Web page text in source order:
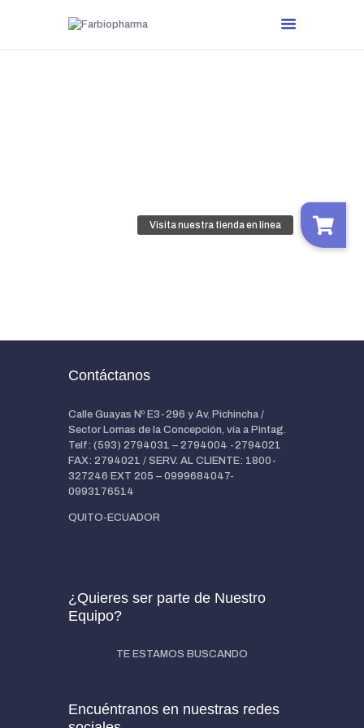
Mantenerme conectado
Contáctanos
Calle Guayas Nº E3-296 y Av. Pichincha /
Sector Lomas de la Concepción, vía a Pintag.
Telf: (593) 2794031 – 2794004 -2794021
FAX: 2794021 / SERV. AL CLIENTE: 1800-
327246 EXT 205 – 0999684047-
0993176514
QUITO-ECUADOR
¿Quieres ser parte de Nuestro
Equipo?
TE ESTAMOS BUSCANDO
Encuéntranos en nuestras redes